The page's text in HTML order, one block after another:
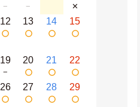
− − ✕
12 13 14 15
19
−
20 21 22
26 27 28 29